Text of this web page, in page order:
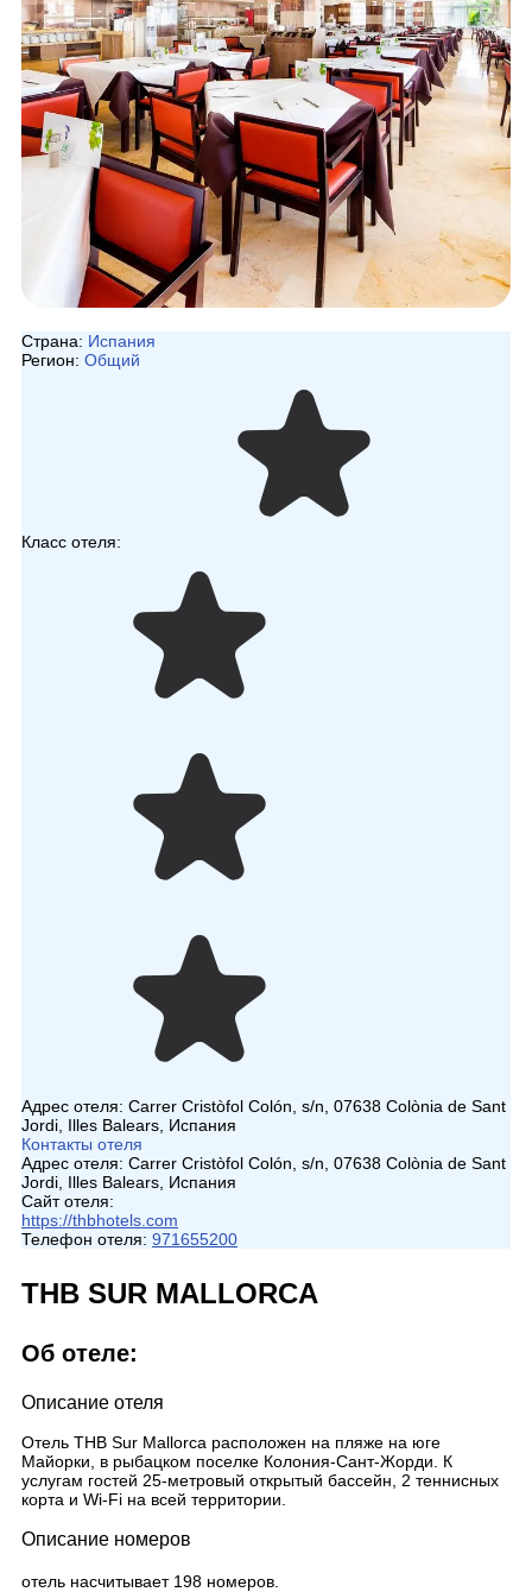
Страна: Испания
Регион: Общий
Класс отеля:
Адрес отеля: Carrer Cristòfol Colón, s/n, 07638 Colònia de Sant
Jordi, Illes Balears, Испания
Контакты отеля
Адрес отеля: Carrer Cristòfol Colón, s/n, 07638 Colònia de Sant
Jordi, Illes Balears, Испания
Сайт отеля:
https://thbhotels.com
Телефон отеля: 971655200
THB SUR MALLORCA
Об отеле:
Описание отеля
Отель THB Sur Mallorca расположен на пляже на юге
Майорки, в рыбацком поселке Колония-Сант-Жорди. К
услугам гостей 25-метровый открытый бассейн, 2 теннисных
корта и Wi-Fi на всей территории.
Описание номеров
отель насчитывает 198 номеров.